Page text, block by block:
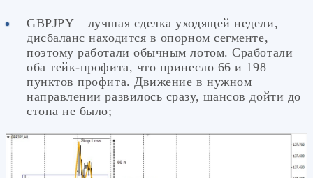
GBPJPY – лучшая сделка уходящей недели,
дисбаланс находится в опорном сегменте,
поэтому работали обычным лотом. Сработали
оба тейк-профита, что принесло 66 и 198
пунктов профита. Движение в нужном
направлении развилось сразу, шансов дойти до
стопа не было;